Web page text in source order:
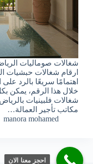
شغالات صوماليات
ارقام شغالات حبشيات
اهتمامًا سريعًا بالرد
خلال هذا الرقم، يمكن
شغالات فلبينيات
مكاتب تأجير العمالة…
manora mohamed
احجز معنا الان